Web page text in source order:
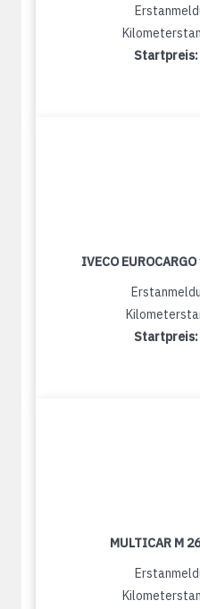
Startpreis:
IVECO
Startpreis:
MULTICAR M